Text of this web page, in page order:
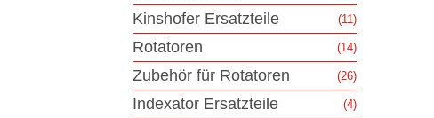
Kinshofer Ersatzteile (11)
Rotatoren (14)
Zubehör für Rotatoren (26)
Indexator Ersatzteile (4)